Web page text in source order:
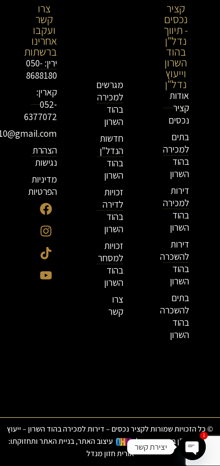
קציר
נכסים
- תיווך
נדל"ן
בהוד
השרון
וייעוץ
נדל"ן
אודות
קציר
נכסים
בתים
למכירה
בהוד
השרון
דירות
למכירה
בהוד
השרון
דירות
להשכרה
בהוד
השרון
בתים
להשכרה
בהוד
השרון
מגרשים
למכירה
בהוד
השרון
חדשות
הנדל"ן
בהוד
השרון
זכויות
לדירה
בהוד
השרון
זכויות
למסחר
בהוד
השרון
צרו
קשר
צרו
קשר
ועקבו
אחרינו
ברשתות
ירין: 050-
8688180
קארין:
052-
6377072
הצהרת
נגישות
מדיניות
הפרטיות
© כל הזכויות שמורות לקציר נכסים – דירות למכירה בהוד השרון – ייעוץ
ותיווך נדל”ן בהוד השרון|
עיצוב האתר, בניית האתר ותחזוקתו:
אורית חזון מנדל
יצירת קשר
1